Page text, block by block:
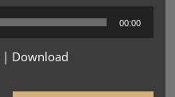
00:00
| Download